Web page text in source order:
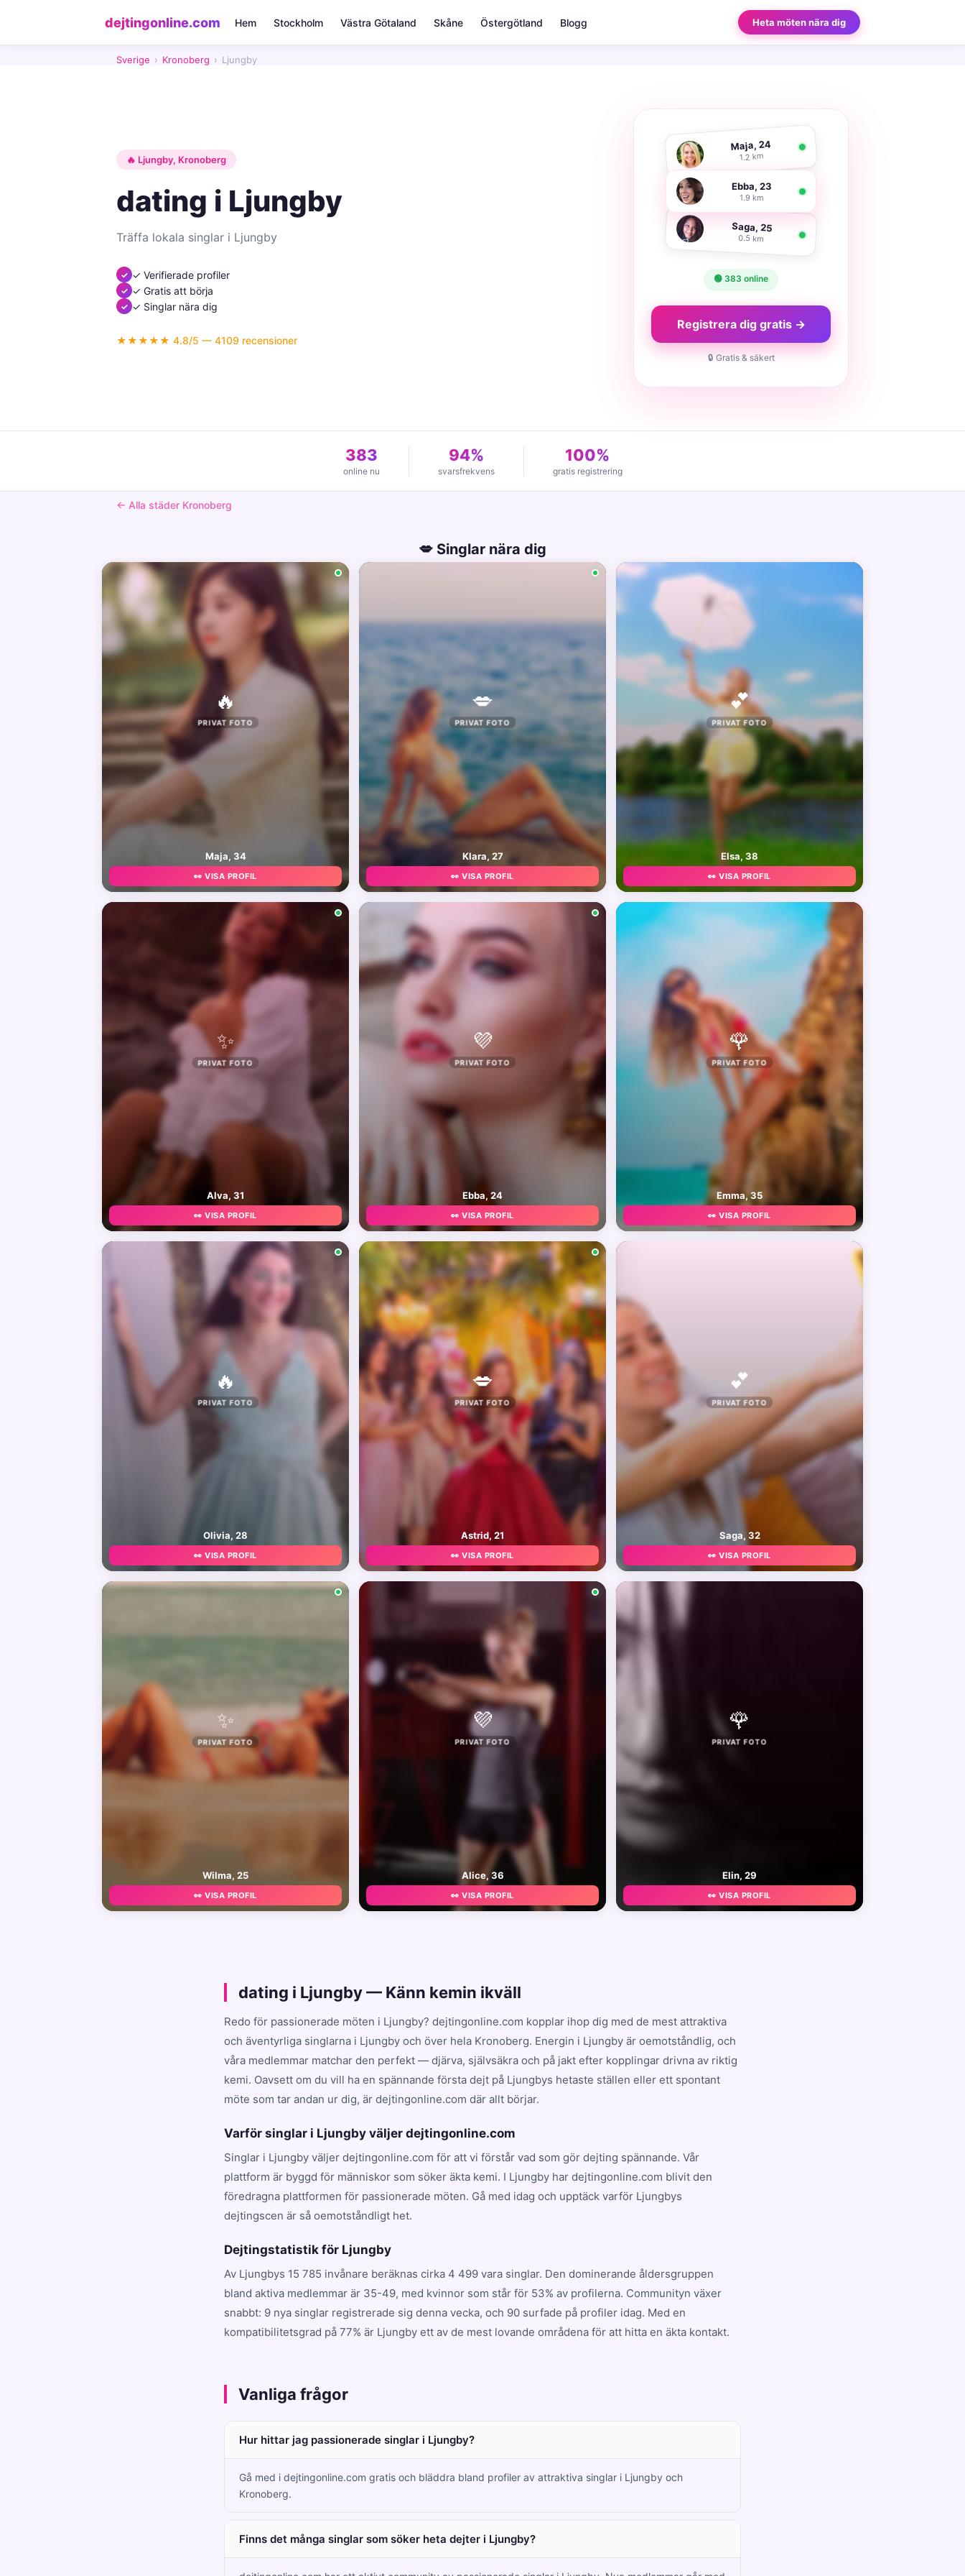
dejtingonline.com Hem Stockholm Västra Götaland Skåne Östergötland Blogg Heta möten nära dig
Sverige › Kronoberg › Ljungby
🔥 Ljungby, Kronoberg
dating i Ljungby
Träffa lokala singlar i Ljungby
✓ Verifierade profiler
✓ Gratis att börja
✓ Singlar nära dig
★★★★★ 4.8/5 — 4109 recensioner
Maja, 24
1.2 km
Ebba, 23
1.9 km
Saga, 25
0.5 km
🟢 383 online
Registrera dig gratis →
🔒 Gratis & säkert
383
online nu
94%
svarsfrekvens
100%
gratis registrering
← Alla städer Kronoberg
💋 Singlar nära dig
🔥
PRIVAT FOTO
Maja, 34
👀 VISA PROFIL
💋
PRIVAT FOTO
Klara, 27
👀 VISA PROFIL
💕
PRIVAT FOTO
Elsa, 38
👀 VISA PROFIL
✨
PRIVAT FOTO
Alva, 31
👀 VISA PROFIL
💜
PRIVAT FOTO
Ebba, 24
👀 VISA PROFIL
🌹
PRIVAT FOTO
Emma, 35
👀 VISA PROFIL
🔥
PRIVAT FOTO
Olivia, 28
👀 VISA PROFIL
💋
PRIVAT FOTO
Astrid, 21
👀 VISA PROFIL
💕
PRIVAT FOTO
Saga, 32
👀 VISA PROFIL
✨
PRIVAT FOTO
Wilma, 25
👀 VISA PROFIL
💜
PRIVAT FOTO
Alice, 36
👀 VISA PROFIL
🌹
PRIVAT FOTO
Elin, 29
👀 VISA PROFIL
dating i Ljungby — Känn kemin ikväll
Redo för passionerade möten i Ljungby? dejtingonline.com kopplar ihop dig med de mest attraktiva
och äventyrliga singlarna i Ljungby och över hela Kronoberg. Energin i Ljungby är oemotståndlig, och
våra medlemmar matchar den perfekt — djärva, självsäkra och på jakt efter kopplingar drivna av riktig
kemi. Oavsett om du vill ha en spännande första dejt på Ljungbys hetaste ställen eller ett spontant
möte som tar andan ur dig, är dejtingonline.com där allt börjar.
Varför singlar i Ljungby väljer dejtingonline.com
Singlar i Ljungby väljer dejtingonline.com för att vi förstår vad som gör dejting spännande. Vår
plattform är byggd för människor som söker äkta kemi. I Ljungby har dejtingonline.com blivit den
föredragna plattformen för passionerade möten. Gå med idag och upptäck varför Ljungbys
dejtingscen är så oemotståndligt het.
Dejtingstatistik för Ljungby
Av Ljungbys 15 785 invånare beräknas cirka 4 499 vara singlar. Den dominerande åldersgruppen
bland aktiva medlemmar är 35-49, med kvinnor som står för 53% av profilerna. Communityn växer
snabbt: 9 nya singlar registrerade sig denna vecka, och 90 surfade på profiler idag. Med en
kompatibilitetsgrad på 77% är Ljungby ett av de mest lovande områdena för att hitta en äkta kontakt.
Vanliga frågor
Hur hittar jag passionerade singlar i Ljungby?
Gå med i dejtingonline.com gratis och bläddra bland profiler av attraktiva singlar i Ljungby och
Kronoberg.
Finns det många singlar som söker heta dejter i Ljungby?